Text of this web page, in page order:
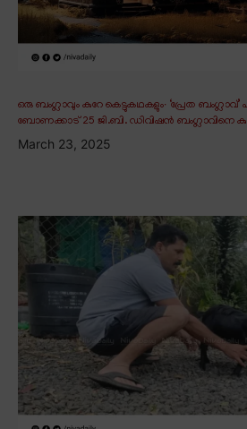
ഒരു ബംഗ്ലാവും കുറേ കെട്ടുകഥകളും∙ ‘പ്രേത ബംഗ്ലാവ്’
ബോണക്കാട് 25 ജി.ബി. ഡിവിഷൻ ബംഗ്ലാവിനെ
March 23, 2025